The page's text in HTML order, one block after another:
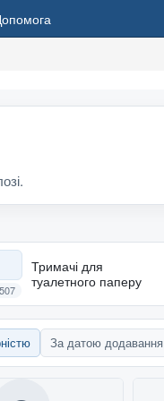
Тримачі для
туалетного паперу
507
За датою додавання